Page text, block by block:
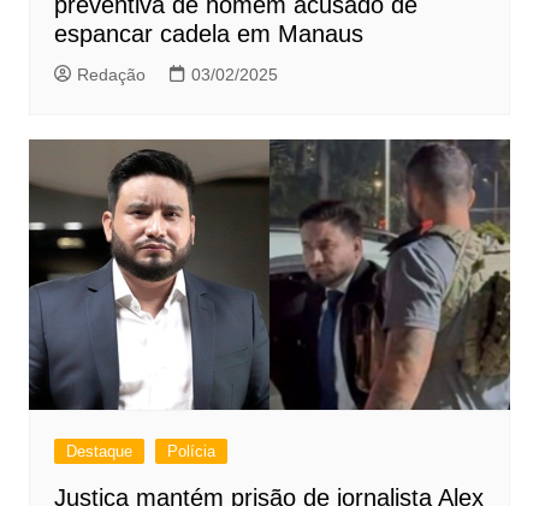
espancar cadela em Manaus
Redação 03/02/2025
Destaque Polícia
Justiça mantém prisão de jornalista Alex